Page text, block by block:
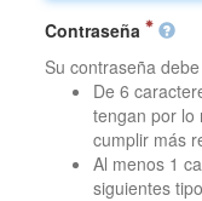
Contraseña
Su contraseña
De 6
tengan por lo
cumplir más
Al menos 1
siguientes